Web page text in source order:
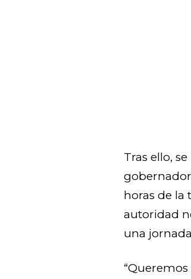
Tras ello,
horas de la
autoridad
una